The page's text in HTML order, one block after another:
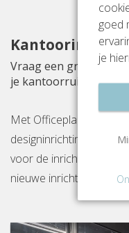
Vraag een gratis
je kantoorruimte aan
Met Officeplanner
voor de inrichting van
nieuwe inrichting
goed
je